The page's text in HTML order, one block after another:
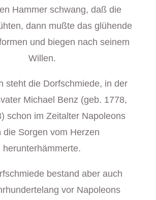
Hammer schwang, daß die
dann mußte das glühende
und biegen nach seinem
Willen.
steht die Dorfschmiede, in der
Michael Benz (geb. 1778,
schon im Zeitalter Napoleons
die Sorgen vom Herzen
herunterhämmerte.
bestand aber auch
vor Napoleons